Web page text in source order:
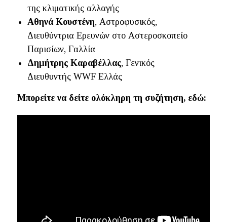
της κλιματικής αλλαγής
Αθηνά Κουστένη, Αστροφυσικός,
Διευθύντρια Ερευνών στο Αστεροσκοπείο
Παρισίων, Γαλλία
Δημήτρης Καραβέλλας, Γενικός
Διευθυντής WWF Ελλάς
Mπορείτε να δείτε ολόκληρη τη συζήτηση, εδώ: